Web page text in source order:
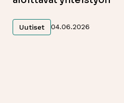
Uutiset 04.06.2026